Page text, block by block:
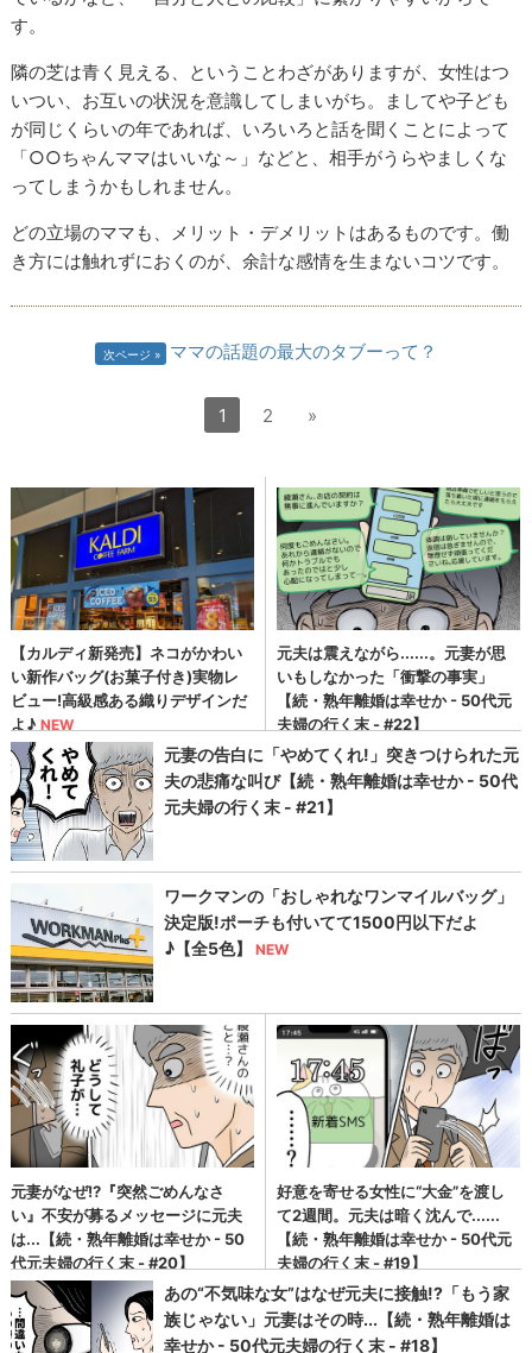
す。
隣の芝は青く見える、ということわざがありますが、女性はつ
いつい、お互いの状況を意識してしまいがち。ましてや子ども
が同じくらいの年であれば、いろいろと話を聞くことによって
「○○ちゃんママはいいな～」などと、相手がうらやましくな
ってしまうかもしれません。
どの立場のママも、メリット・デメリットはあるものです。働
き方には触れずにおくのが、余計な感情を生まないコツです。
次ページ ママの話題の最大のタブーって？
1 2 »